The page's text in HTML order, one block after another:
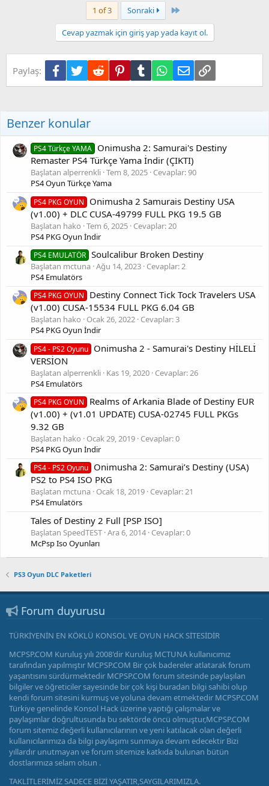
:
1 of 3 Sonraki Son
Cevap yazmak için giriş yap yada kayıt ol.
Paylaş: Facebook
TwitterReddit PinterestTumblr WhatsApp
E-postaLink
Benzer konular
PS4 Türkçe YAMA Onimusha 2: Samurai's Destiny
Remaster PS4 Türkçe Yama İndir (ÇIKTI)
Başlatan alperrenkli Tem 8, 2025 Cevaplar: 90
PS4 Oyun Türkçe Yama
PS4 PKG OYUN
Onimusha 2 Samurais Destiny USA
(v1.00) + DLC CUSA-49799 FULL PKG 19.5 GB
Başlatan hako Tem 6, 2025 Cevaplar: 20
PS4 PKG Oyun İndir
PS4 EMULATÖR Soulcalibur Broken Destiny
Başlatan mctuna Ağu 14, 2023 Cevaplar: 2
PS4 Emulatörs
PS4 PKG OYUN
Destiny Connect Tick Tock Travelers USA
(v1.00) CUSA-15534 FULL PKG 6.04 GB
Başlatan hako Ocak 26, 2022 Cevaplar: 3
PS4 PKG Oyun İndir
PS4 - PS2 Oyunu Onimusha 2 - Samurai's Destiny HİLELİ
VERSİON
Başlatan alperrenkli Kas 19, 2020 Cevaplar: 26
PS4 Emulatörs
PS4 PKG OYUN
Realms of Arkania Blade of Destiny EUR
(v1.00) + (v1.01 UPDATE) CUSA-02745 FULL PKGs
9.32 GB
Başlatan hako Ocak 29, 2019 Cevaplar: 0
PS4 PKG Oyun İndir
PS4 - PS2 Oyunu Onimusha 2: Samurai’s Destiny (USA)
PS2 to PS4 ISO PKG
Başlatan mctuna Ocak 18, 2019 Cevaplar: 21
PS4 Emulatörs
Tales of Destiny 2 Full [PSP ISO]
Başlatan SpeedTEST Ara 6, 2014 Cevaplar: 0
McPsp Iso Oyunları
PS3 Oyun DLC Paketleri
Forum duyurusu
TÜRKİYENİN EN KÖKLÜ KONSOL VE OYUN HACK SİTESİDİR
MCPSP.COM Kuruluş yılı 2008'dir Kuruluş MCTUNA kullanıcımız
tarafından yapılmıştır MCPSP.COM Bir çok badereler atlatarak forum
yaşantısını sürdürmektedir MCPSP.COM forum sitesinde paylaşılan
bilgiler ve öğreticiler sayesinde bir çok kişi buradan bilgi sahibi olup
kendi forum sitesini kurmuş ve yoluna devam etmektedir MCPSP.COM
Türkiye genelinde Konsol Hack üzerine yaptığı çalışmalar ve
paylaşımlar doğrultusunda bu sektörde öncü olmuştur,MCPSP.COM
forum sitemiz değerli kullanıcılarının ve yeni katılacak olan değerli
kullanıcılarımıza da bilgi paylaşımı sunmaya devam edecektir Bizi
yıllardır unutmayan ve forum sitemize katkıda bulunan bütün
dostlarımıza selam olsun .
TAKLİTLERİMİZ SADECE BİZİ YAŞATIR,SAYGILARIMIZLA.